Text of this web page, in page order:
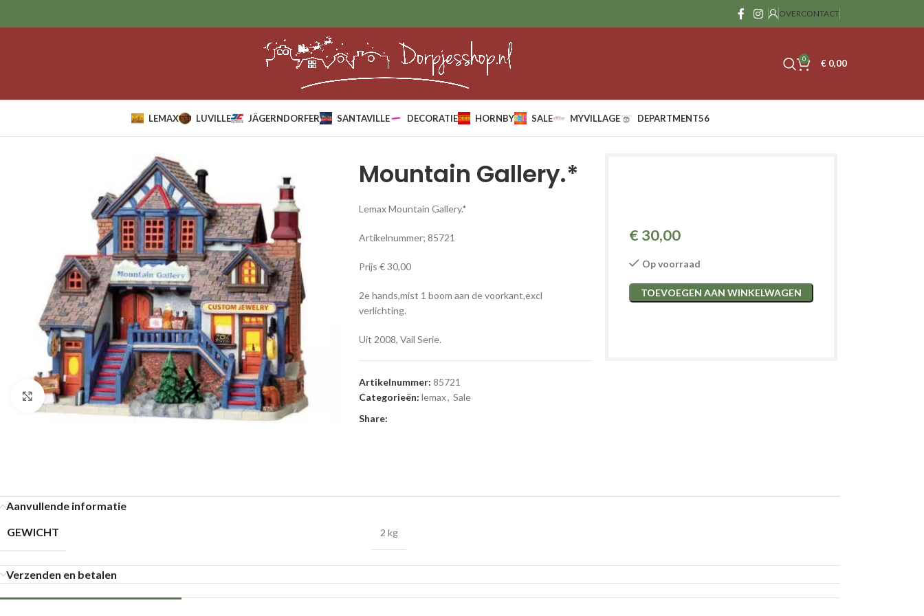
OVERCONTACT
0 € 0,00
LEMAX LUVILLE JÄGERNDORFER SANTAVILLE DECORATIE HORNBY SALE MYVILLAGE DEPARTMENT56
Klik om te vergroten
Mountain Gallery.*
Lemax Mountain Gallery.*
Artikelnummer; 85721
Prijs € 30,00
2e hands,mist 1 boom aan de voorkant,excl
verlichting.
Uit 2008, Vail Serie.
€ 30,00
Op voorraad
TOEVOEGEN AAN WINKELWAGEN
Artikelnummer: 85721
Categorieën: lemax, Sale
Share:
Aanvullende informatie
GEWICHT
2 kg
Verzenden en betalen